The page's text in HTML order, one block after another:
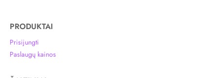
PRODUKTAI
Prisijungti
Paslaugų kainos